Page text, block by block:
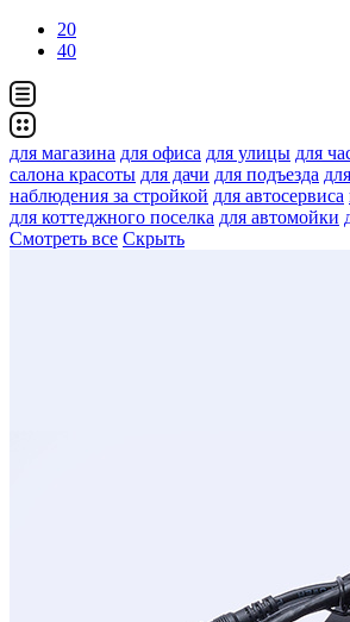
20
40
для магазина для офиса для улицы для
салона красоты для дачи для подъезда
наблюдения за стройкой для автосервиса
для коттеджного поселка для автомойки
Смотреть все Скрыть